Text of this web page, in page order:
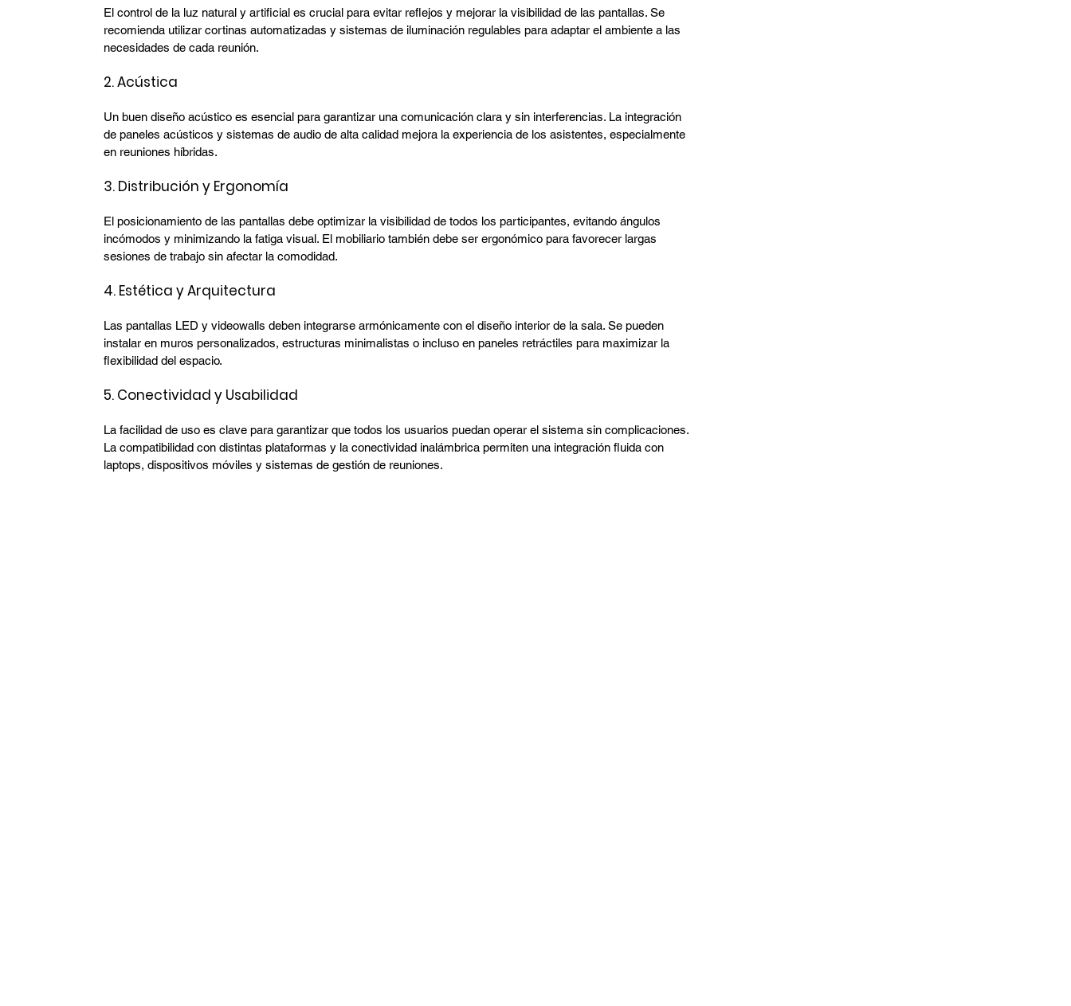
El control de la luz natural y artificial es crucial para evitar reflejos y mejorar la visibilidad de las pantallas. Se
recomienda utilizar cortinas automatizadas y sistemas de iluminación regulables para adaptar el ambiente a las
necesidades de cada reunión.
2. Acústica
Un buen diseño acústico es esencial para garantizar una comunicación clara y sin interferencias. La integración
de paneles acústicos y sistemas de audio de alta calidad mejora la experiencia de los asistentes, especialmente
en reuniones híbridas.
3. Distribución y Ergonomía
El posicionamiento de las pantallas debe optimizar la visibilidad de todos los participantes, evitando ángulos
incómodos y minimizando la fatiga visual. El mobiliario también debe ser ergonómico para favorecer largas
sesiones de trabajo sin afectar la comodidad.
4. Estética y Arquitectura
Las pantallas LED y videowalls deben integrarse armónicamente con el diseño interior de la sala. Se pueden
instalar en muros personalizados, estructuras minimalistas o incluso en paneles retráctiles para maximizar la
flexibilidad del espacio.
5. Conectividad y Usabilidad
La facilidad de uso es clave para garantizar que todos los usuarios puedan operar el sistema sin complicaciones.
La compatibilidad con distintas plataformas y la conectividad inalámbrica permiten una integración fluida con
laptops, dispositivos móviles y sistemas de gestión de reuniones.